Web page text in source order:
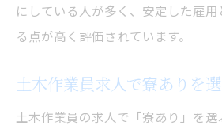
にしている人が多く、安定した雇
る点が高く評価されています。
土木作業員求人で寮ありを
土木作業員の求人で「寮あり」を